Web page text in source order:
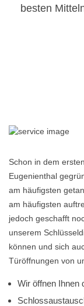
besten
Schon in dem
Eugenienthal
am häufigsten
am häufigsten
jedoch geschafft
unserem
können und sich
Türöffnungen von
Wir öffnen Ihnen